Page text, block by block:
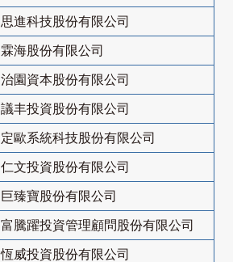
思進科技股份有限公司
霖海股份有限公司
治園資本股份有限公司
議丰投資股份有限公司
定歐系統科技股份有限公司
仁文投資股份有限公司
巨臻寶股份有限公司
富騰躍投資管理顧問股份有限公司
恆威投資股份有限公司